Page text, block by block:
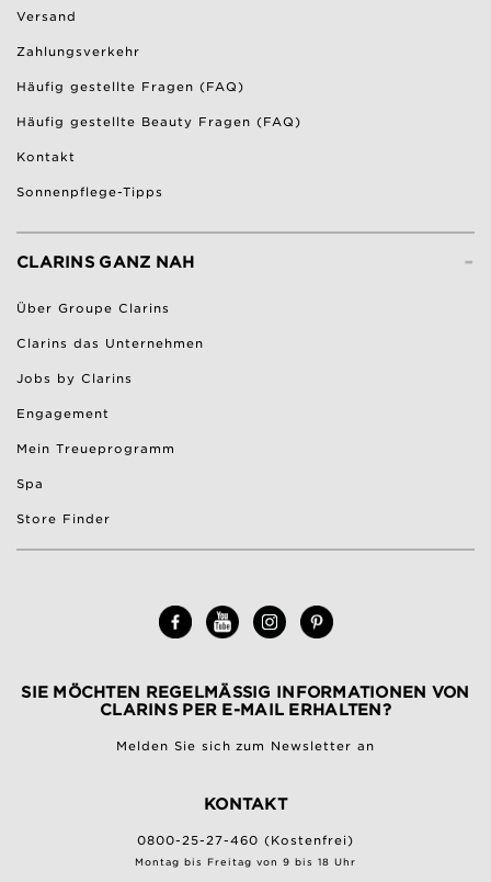
Versand
Zahlungsverkehr
Häufig gestellte Fragen (FAQ)
Häufig gestellte Beauty Fragen (FAQ)
Kontakt
Sonnenpflege-Tipps
-
CLARINS GANZ NAH
Über Groupe Clarins
Clarins das Unternehmen
Jobs by Clarins
Engagement
Mein Treueprogramm
Spa
Store Finder
SIE MÖCHTEN REGELMÄSSIG INFORMATIONEN VON C
LARINS PER E-MAIL ERHALTEN?
Melden Sie sich zum Newsletter an
KONTAKT
0800-25-27-460 (Kostenfrei)
Montag bis Freitag von 9 bis 18 Uhr